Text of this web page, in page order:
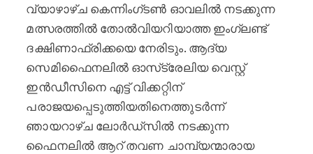
വ്യാഴാഴ്ച കെന്നിംഗ്ടൺ ഓവലിൽ നടക്കുന്ന
മത്സരത്തിൽ തോൽവിയറിയാത്ത ഇംഗ്ലണ്ട്
ദക്ഷിണാഫ്രിക്കയെ നേരിടും. ആദ്യ
സെമിഫൈനലിൽ ഓസ്‌ട്രേലിയ വെസ്റ്റ്
ഇൻഡീസിനെ എട്ട് വിക്കറ്റിന്
പരാജയപ്പെടുത്തിയതിനെത്തുടർന്ന്
ഞായറാഴ്ച ലോർഡ്‌സിൽ നടക്കുന്ന
ഫൈനലിൽ ആറ് തവണ ചാമ്പ്യന്മാരായ